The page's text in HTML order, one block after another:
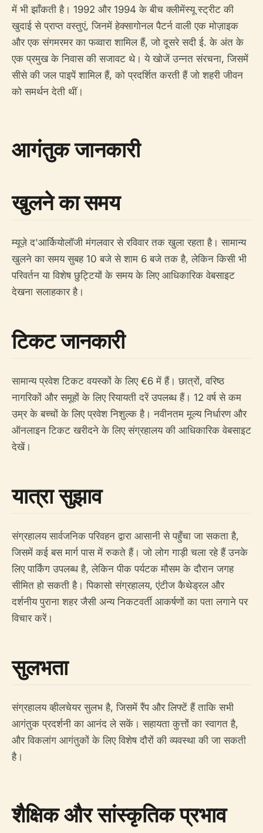
में भी झाँकती है। 1992 और 1994 के बीच क्लीमेंस्यू स्ट्रीट की
खुदाई से प्राप्त वस्तुएं, जिनमें हेक्सागोनल पैटर्न वाली एक मोज़ाइक
और एक संगमरमर का फव्वारा शामिल हैं, जो दूसरे सदी ई. के अंत के
एक प्रमुख के निवास की सजावट थे। ये खोजें उन्नत संरचना, जिसमें
सीसे की जल पाइपें शामिल हैं, को प्रदर्शित करती हैं जो शहरी जीवन
को समर्थन देती थीं।
आगंतुक जानकारी
खुलने का समय
म्यूज़े द'आर्कियोलॉजी मंगलवार से रविवार तक खुला रहता है। सामान्य
खुलने का समय सुबह 10 बजे से शाम 6 बजे तक है, लेकिन किसी भी
परिवर्तन या विशेष छुट्टियों के समय के लिए आधिकारिक वेबसाइट
देखना सलाहकार है।
टिकट जानकारी
सामान्य प्रवेश टिकट वयस्कों के लिए €6 में हैं। छात्रों, वरिष्ठ
नागरिकों और समूहों के लिए रियायती दरें उपलब्ध हैं। 12 वर्ष से कम
उम्र के बच्चों के लिए प्रवेश निशुल्क है। नवीनतम मूल्य निर्धारण और
ऑनलाइन टिकट खरीदने के लिए संग्रहालय की आधिकारिक वेबसाइट
देखें।
यात्रा सुझाव
संग्रहालय सार्वजनिक परिवहन द्वारा आसानी से पहुँचा जा सकता है,
जिसमें कई बस मार्ग पास में रुकते हैं। जो लोग गाड़ी चला रहे हैं उनके
लिए पार्किंग उपलब्ध है, लेकिन पीक पर्यटक मौसम के दौरान जगह
सीमित हो सकती है। पिकासो संग्रहालय, एंटीज कैथेड्रल और
दर्शनीय पुराना शहर जैसी अन्य निकटवर्ती आकर्षणों का पता लगाने पर
विचार करें।
सुलभता
संग्रहालय व्हीलचेयर सुलभ है, जिसमें रैंप और लिफ्टें हैं ताकि सभी
आगंतुक प्रदर्शनी का आनंद ले सकें। सहायता कुत्तों का स्वागत है,
और विकलांग आगंतुकों के लिए विशेष दौरों की व्यवस्था की जा सकती
है।
शैक्षिक और सांस्कृतिक प्रभाव